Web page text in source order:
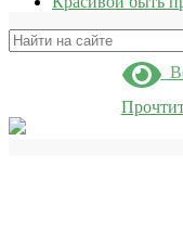
Поиск